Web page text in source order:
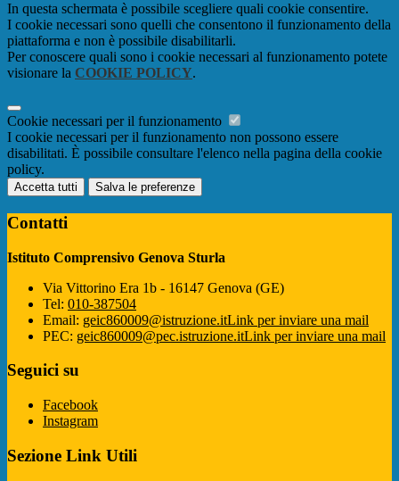
In questa schermata è possibile scegliere quali cookie consentire.
I cookie necessari sono quelli che consentono il funzionamento della
piattaforma e non è possibile disabilitarli.
Per conoscere quali sono i cookie necessari al funzionamento potete
visionare la COOKIE POLICY.
Cookie necessari per il funzionamento
I cookie necessari per il funzionamento non possono essere
disabilitati. È possibile consultare l'elenco nella pagina della cookie
policy.
Accetta tutti Salva le preferenze
Contatti
Istituto Comprensivo Genova Sturla
Via Vittorino Era 1b - 16147 Genova (GE)
Tel: 010-387504
Email: geic860009@istruzione.itLink per inviare una mail
PEC: geic860009@pec.istruzione.itLink per inviare una mail
Seguici su
Facebook
Instagram
Sezione Link Utili